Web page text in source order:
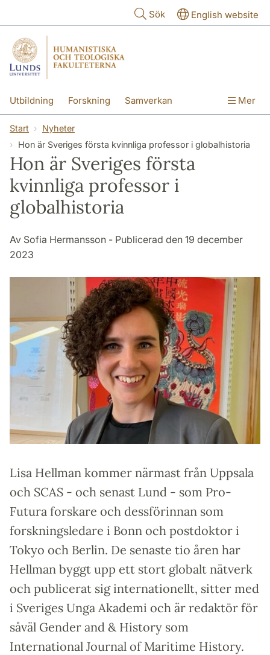
Sök English website
Utbildning Forskning Samverkan
Kontakt Om fakulteterna
Mer
Start
Nyheter
Hon är Sveriges första kvinnliga professor i globalhistoria
Hon är Sveriges första
kvinnliga professor i
globalhistoria
Av Sofia Hermansson - Publicerad den 19 december
2023
Lisa Hellman kommer närmast från Uppsala
och SCAS - och senast Lund - som Pro-
Futura forskare och dessförinnan som
forskningsledare i Bonn och postdoktor i
Tokyo och Berlin. De senaste tio åren har
Hellman byggt upp ett stort globalt nätverk
och publicerat sig internationellt, sitter med
i Sveriges Unga Akademi och är redaktör för
såväl Gender and & History som
International Journal of Maritime History.